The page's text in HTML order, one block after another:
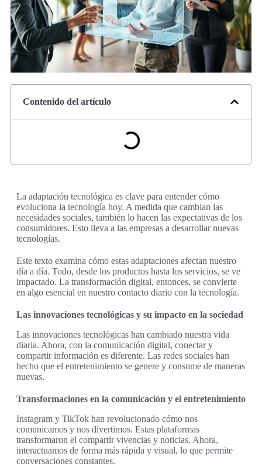
Contenido del artículo
La adaptación tecnológica es clave para entender cómo
evoluciona la tecnología hoy. A medida que cambian las
necesidades sociales, también lo hacen las expectativas de los
consumidores. Esto lleva a las empresas a desarrollar nuevas
tecnologías.
Este texto examina cómo estas adaptaciones afectan nuestro
día a día. Todo, desde los productos hasta los servicios, se ve
impactado. La transformación digital, entonces, se convierte
en algo esencial en nuestro contacto diario con la tecnología.
Las innovaciones tecnológicas y su impacto en la sociedad
Las innovaciones tecnológicas han cambiado nuestra vida
diaria. Ahora, con la comunicación digital, conectar y
compartir información es diferente. Las redes sociales han
hecho que el entretenimiento se genere y consume de maneras
nuevas.
Transformaciones en la comunicación y el entretenimiento
Instagram y TikTok han revolucionado cómo nos
comunicamos y nos divertimos. Estas plataformas
transformaron el compartir vivencias y noticias. Ahora,
interactuamos de forma más rápida y visual, lo que permite
conversaciones constantes.